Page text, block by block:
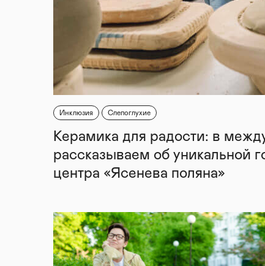
Инклюзия Слепоглухие
Керамика для радости: в
рассказываем об уникальной
центра «Ясенева поляна»